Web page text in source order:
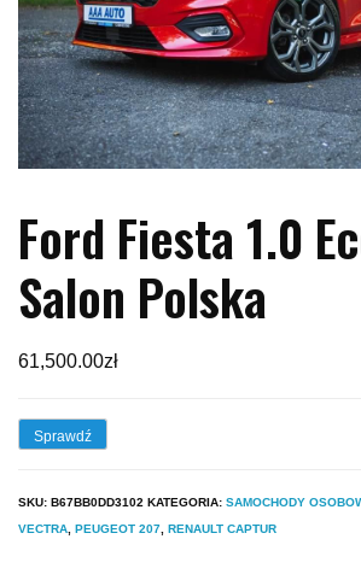
Ford Fiesta 1.0
Salon Polska
61,500.00zł
Sprawdź
SKU: B67BB0DD3102 KATEGORIA: SAMOCHODY
VECTRA, PEUGEOT 207, RENAULT CAPTUR